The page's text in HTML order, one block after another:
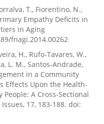
T., Fiorentino, N.,
Empathy Deficits in
in Aging
fnagi.2014.00262
H., Rufo-Tavares, W.,
L. M., Santos-Andrade,
in a Community
Effects Upon the Health-
A Cross-Sectional
17, 183-188. doi: